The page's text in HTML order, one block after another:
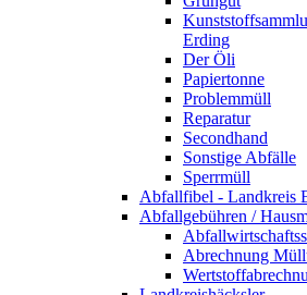
Erding
Der Öli
Papiertonne
Problemmüll
Reparatur
Secondhand
Sonstige Abfälle
Sperrmüll
Abfallfibel - Landkreis
Abfallgebühren /
Abrechnung